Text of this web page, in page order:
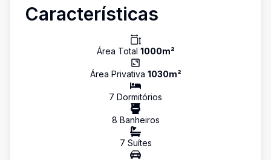
Características
Área Total 1000m²
Área Privativa 1030m²
7 Dormitórios
8 Banheiros
7 Suítes